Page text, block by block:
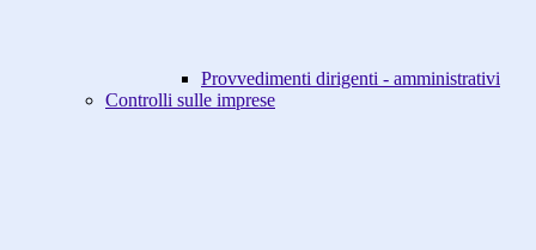
Provvedimenti dirigenti - amministrativi
Controlli sulle imprese